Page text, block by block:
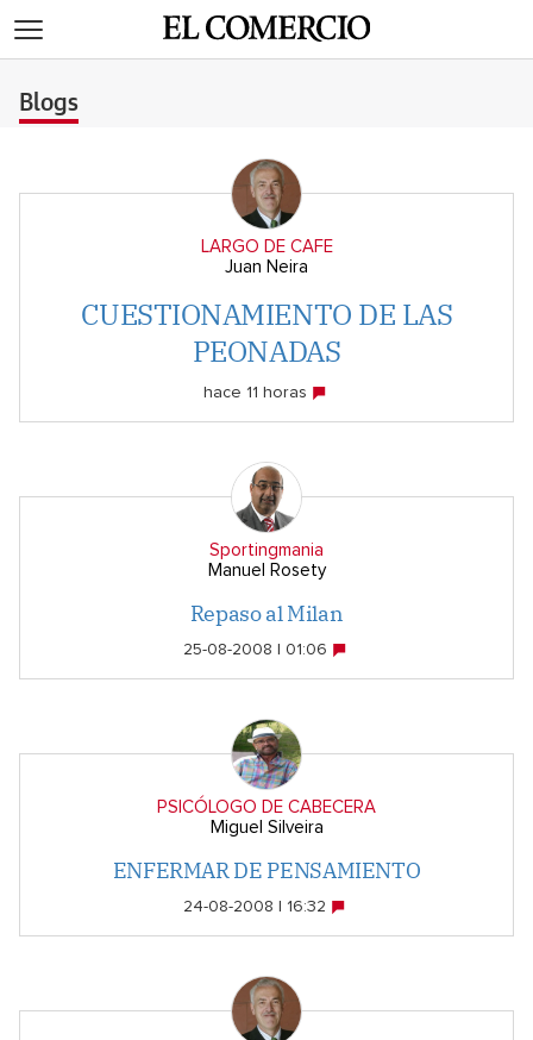
Blogs
LARGO DE CAFE
Juan Neira
CUESTIONAMIENTO DE LAS
PEONADAS
hace 11 horas
Sportingmania
Manuel Rosety
Repaso al Milan
25-08-2008 | 01:06
PSICÓLOGO DE CABECERA
Miguel Silveira
ENFERMAR DE PENSAMIENTO
24-08-2008 | 16:32